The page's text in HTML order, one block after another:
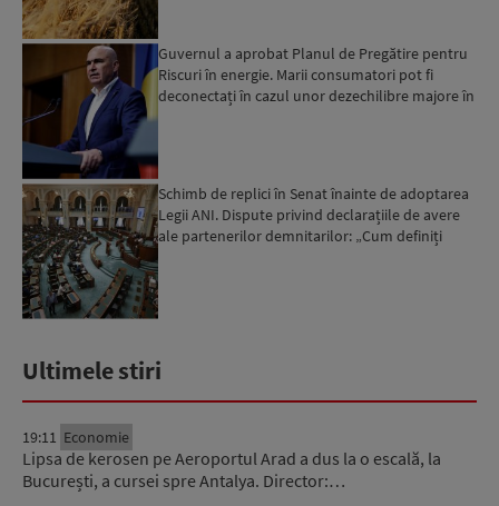
Guvernul a aprobat Planul de Pregătire pentru
Riscuri în energie. Marii consumatori pot fi
deconectați în cazul unor dezechilibre majore în
Schimb de replici în Senat înainte de adoptarea
Legii ANI. Dispute privind declarațiile de avere
ale partenerilor demnitarilor: „Cum definiți
Ultimele stiri
19:11 Economie
Lipsa de kerosen pe Aeroportul Arad a dus la o escală, la
București, a cursei spre Antalya. Director:…